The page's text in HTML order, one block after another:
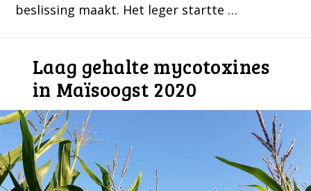
beslissing maakt. Het leger startte …
Laag gehalte mycotoxines
in Maïsoogst 2020